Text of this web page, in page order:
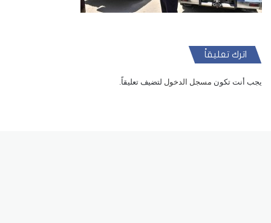
اترك تعليقاً
يجب أنت تكون مسجل الدخول لتضيف تعليقاً.